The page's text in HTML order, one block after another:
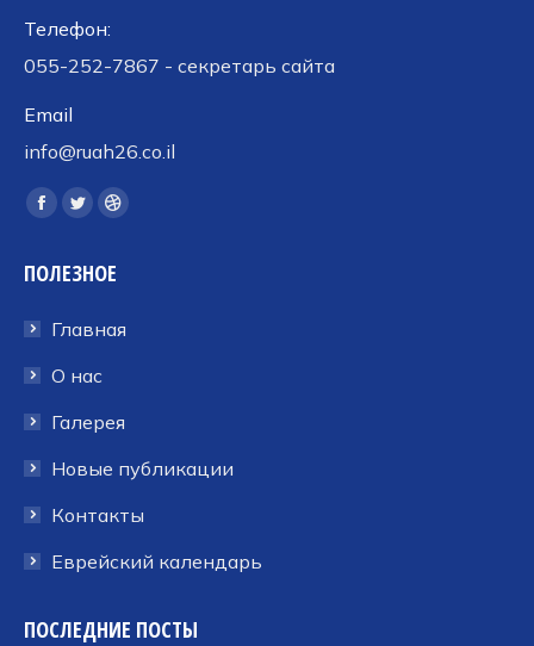
Телефон:
055-252-7867 - секретарь сайта
Email
info@ruah26.co.il
Ищите нас:
Страница
открывается
новом
окне
Страница
открывается
новом
окне
Страница
открывается
новом
ПОЛЕЗНОЕ
Главная
О нас
Галерея
Новые публикации
Контакты
Еврейский календарь
ПОСЛЕДНИЕ ПОСТЫ